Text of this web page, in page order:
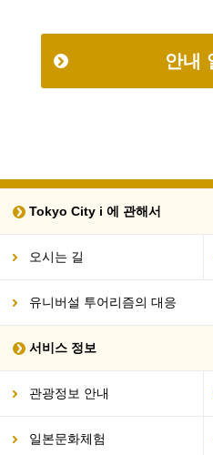
안내
Tokyo City i 에 관해서
오시는 길
유니버설 투어리즘의 대응
서비스 정보
관광정보 안내
일본문화체험